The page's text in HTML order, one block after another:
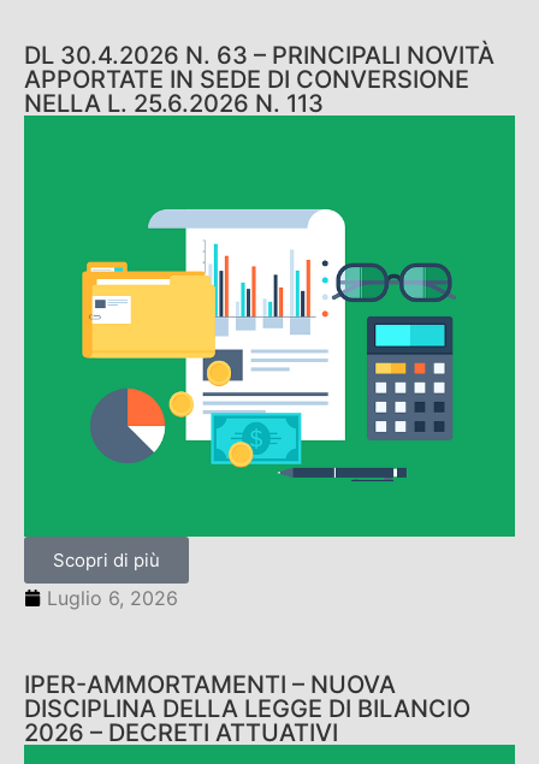
DL 30.4.2026 N. 63 – PRINCIPALI NOVITÀ
APPORTATE IN SEDE DI CONVERSIONE
NELLA L. 25.6.2026 N. 113
Scopri di più
Luglio 6, 2026
IPER-AMMORTAMENTI – NUOVA
DISCIPLINA DELLA LEGGE DI BILANCIO
2026 – DECRETI ATTUATIVI